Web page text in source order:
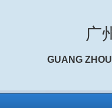
广
GUANG